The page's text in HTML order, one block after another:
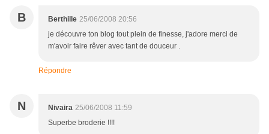
B Berthille 25/06/2008 20:56
je découvre ton blog tout plein de finesse, j'adore merci de
m'avoir faire rêver avec tant de douceur .
Répondre
N Nivaira 25/06/2008 11:59
Superbe broderie !!!!